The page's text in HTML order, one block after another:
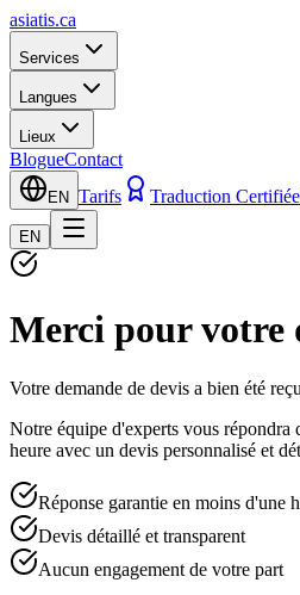
asiatis.ca
Services
Langues
Lieux
BlogueContact
EN Tarifs Traduction Certifiée
EN
Merci pour votre
Votre demande de devis a bien été
Notre équipe d'experts vous répondra
heure avec un devis personnalisé et
Réponse garantie en moins d'une
Devis détaillé et transparent
Aucun engagement de votre part